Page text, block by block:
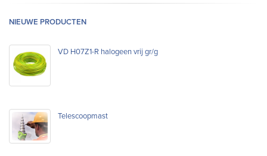
NIEUWE PRODUCTEN
VD H07Z1-R halogeen vrij gr/g
Telescoopmast